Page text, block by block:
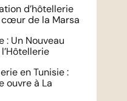
d’hôtellerie
de la Marsa
: Un Nouveau
en Tunisie :
ouvre à La